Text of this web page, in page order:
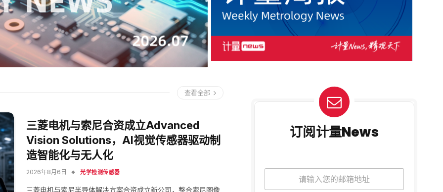
查看全部
三菱电机与索尼合资成立Advanced
Vision Solutions，AI视觉传感器驱动制
造智能化与无人化
2026年8月6日 光学检测传感器
三菱电机与索尼半导体解决方案合资成立新公司，整合索尼图像
订阅计量News
隐
私
声
邮